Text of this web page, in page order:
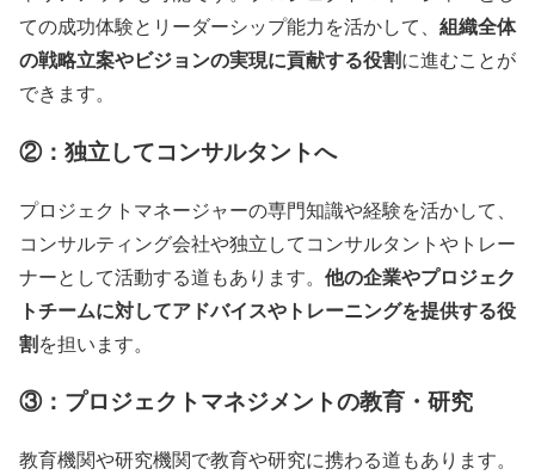
ての成功体験とリーダーシップ能力を活かして、 組織全体
の戦略立案やビジョンの実現に貢献する役割に進むことが
できます。
②：独立してコンサルタントへ
プロジェクトマネージャーの専門知識や経験を活かして、
コンサルティング会社や独立してコンサルタントやトレー
ナーとして活動する道もあります。 他の企業やプロジェク
トチームに対してアドバイスやトレーニングを提供する役
割を担います。
③：プロジェクトマネジメントの教育・研究
教育機関や研究機関で教育や研究に携わる道もあります。